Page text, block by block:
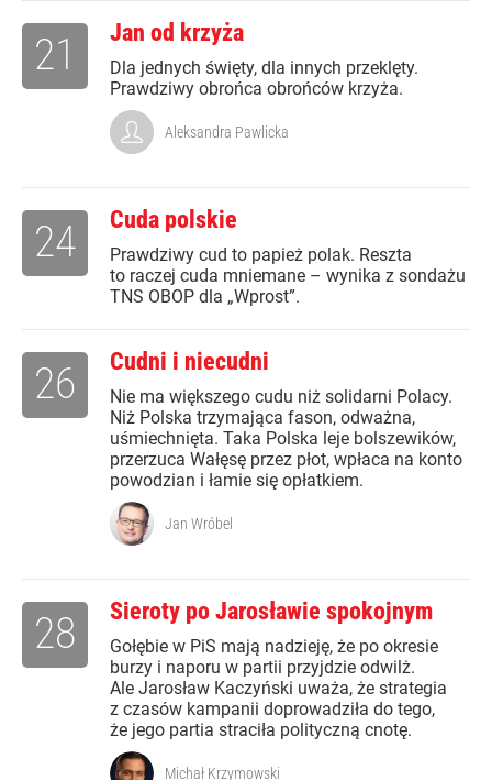
Jan od krzyża
Dla jednych święty, dla innych przeklęty.
Prawdziwy obrońca obrońców krzyża.
21
Aleksandra Pawlicka
Cuda polskie
Prawdziwy cud to papież polak. Reszta
to raczej cuda mniemane – wynika z sondażu
TNS OBOP dla „Wprost”.
24
Cudni i niecudni
Nie ma większego cudu niż solidarni Polacy.
Niż Polska trzymająca fason, odważna,
uśmiechnięta. Taka Polska leje bolszewików,
przerzuca Wałęsę przez płot, wpłaca na konto
powodzian i łamie się opłatkiem.
26
Jan Wróbel
Sieroty po Jarosławie spokojnym
Gołębie w PiS mają nadzieję, że po okresie
burzy i naporu w partii przyjdzie odwilż.
Ale Jarosław Kaczyński uważa, że strategia
z czasów kampanii doprowadziła do tego,
że jego partia straciła polityczną cnotę.
28
Michał Krzymowski